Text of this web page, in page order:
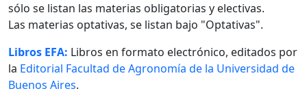
sólo se listan las materias obligatorias y electivas.
Las materias optativas, se listan bajo "Optativas".
Libros EFA: Libros en formato electrónico, editados por
la Editorial Facultad de Agronomía de la Universidad de
Buenos Aires.